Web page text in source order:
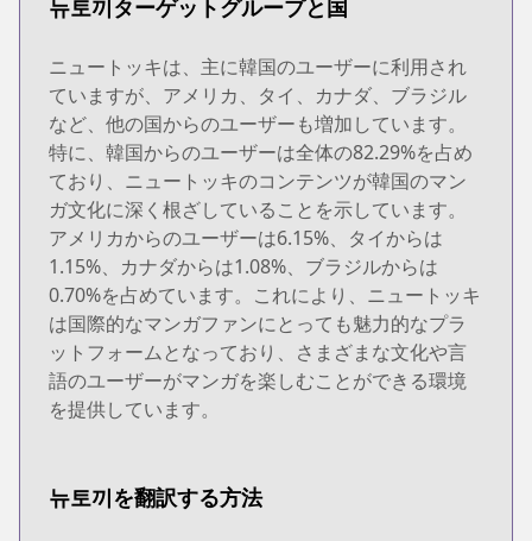
뉴토끼ターゲットグループと国
ニュートッキは、主に韓国のユーザーに利用され
ていますが、アメリカ、タイ、カナダ、ブラジル
など、他の国からのユーザーも増加しています。
特に、韓国からのユーザーは全体の82.29%を占め
ており、ニュートッキのコンテンツが韓国のマン
ガ文化に深く根ざしていることを示しています。
アメリカからのユーザーは6.15%、タイからは
1.15%、カナダからは1.08%、ブラジルからは
0.70%を占めています。これにより、ニュートッキ
は国際的なマンガファンにとっても魅力的なプラ
ットフォームとなっており、さまざまな文化や言
語のユーザーがマンガを楽しむことができる環境
を提供しています。
뉴토끼を翻訳する方法